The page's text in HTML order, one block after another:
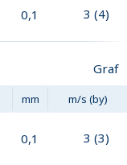
0,1 3 (4)
Graf
mm m/s (by)
0,1 3 (3)